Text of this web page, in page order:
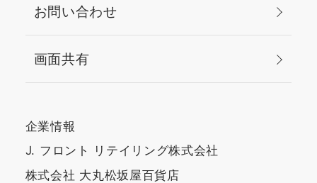
お問い合わせ
画面共有
企業情報
J. フロント リテイリング株式会社
株式会社 大丸松坂屋百貨店